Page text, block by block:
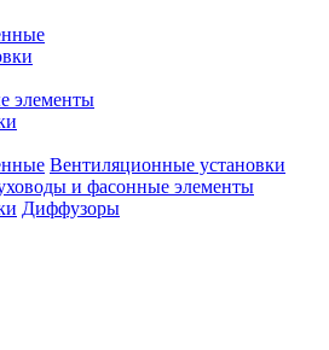
элементы
Вентиляционные установки
и фасонные элементы
Диффузоры